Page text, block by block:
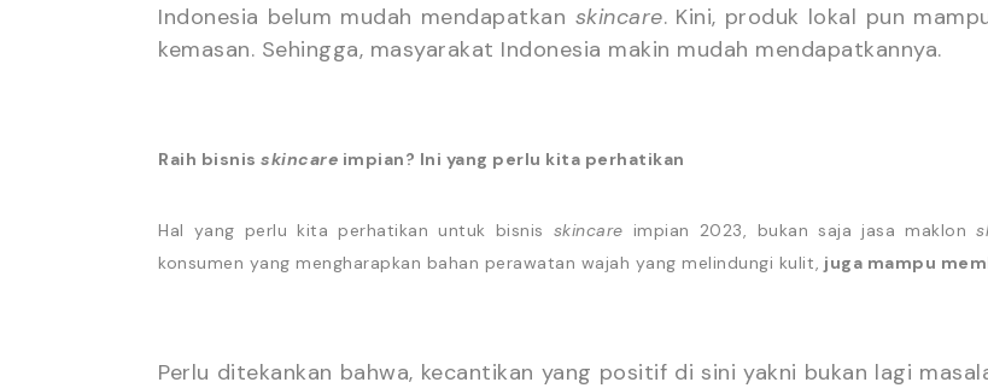
Indonesia belum mudah mendapatkan skincare. Kini, produk lokal pun
kemasan. Sehingga, masyarakat Indonesia makin mudah mendapatkannya.
Raih bisnis skincare impian? Ini yang perlu kita perhatikan
Hal yang perlu kita perhatikan untuk bisnis skincare impian 2023, bukan saja jasa maklon
konsumen yang mengharapkan bahan perawatan wajah yang melindungi kulit, juga mampu
Perlu ditekankan bahwa, kecantikan yang positif di sini yakni bukan lagi